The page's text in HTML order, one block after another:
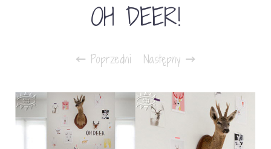
OH DEER!
Poprzedni Następny